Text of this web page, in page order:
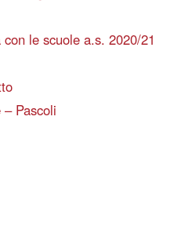
le scuole a.s. 2020/21
Pascoli